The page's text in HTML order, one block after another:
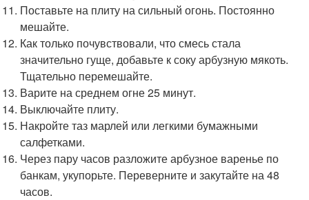
Поставьте на плиту на сильный огонь. Постоянно
мешайте.
Как только почувствовали, что смесь стала
значительно гуще, добавьте к соку арбузную мякоть.
Тщательно перемешайте.
Варите на среднем огне 25 минут.
Выключайте плиту.
Накройте таз марлей или легкими бумажными
салфетками.
Через пару часов разложите арбузное варенье по
банкам, укупорьте. Переверните и закутайте на 48
часов.